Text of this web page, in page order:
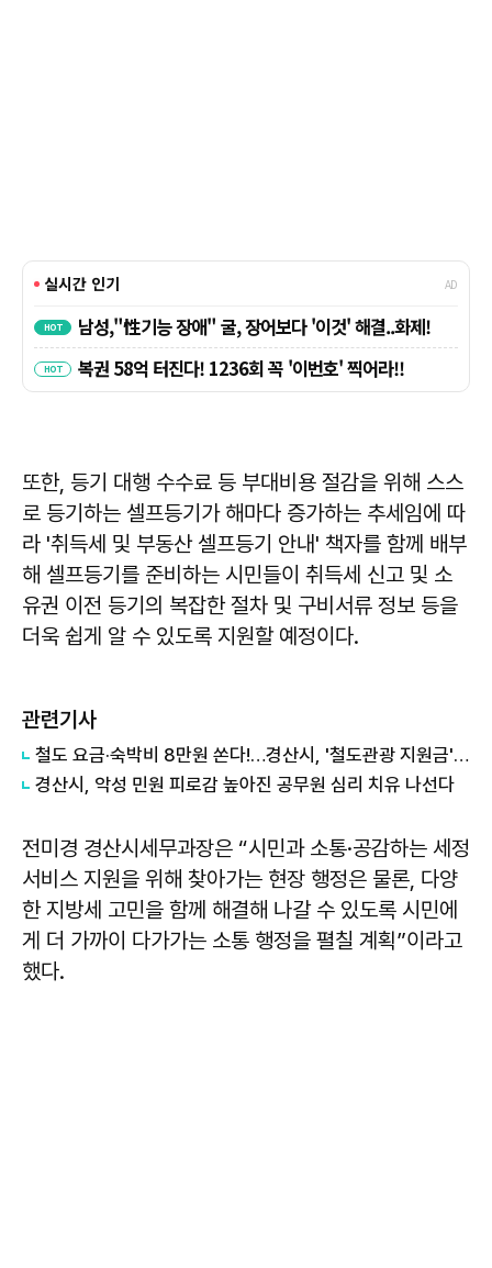
또한, 등기 대행 수수료 등 부대비용 절감을 위해 스스
로 등기하는 셀프등기가 해마다 증가하는 추세임에 따
라 '취득세 및 부동산 셀프등기 안내' 책자를 함께 배부
해 셀프등기를 준비하는 시민들이 취득세 신고 및 소
유권 이전 등기의 복잡한 절차 및 구비서류 정보 등을
더욱 쉽게 알 수 있도록 지원할 예정이다.
관련기사
철도 요금·숙박비 8만원 쏜다!…경산시, '철도관광 지원금' 사업 실시
경산시, 악성 민원 피로감 높아진 공무원 심리 치유 나선다
전미경 경산시세무과장은 “시민과 소통·공감하는 세정
서비스 지원을 위해 찾아가는 현장 행정은 물론, 다양
한 지방세 고민을 함께 해결해 나갈 수 있도록 시민에
게 더 가까이 다가가는 소통 행정을 펼칠 계획”이라고
했다.